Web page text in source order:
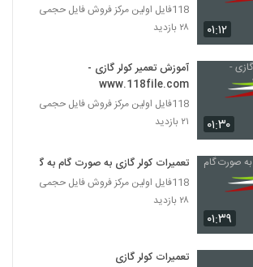
۰۱:۱۲
118فایل اولین مرکز فروش فایل حجمی
۲۸ بازدید
۰۱:۳۰
آموزش تعمیر کولر گازی -
www.118file.com
118فایل اولین مرکز فروش فایل حجمی
۲۱ بازدید
۰۱:۳۹
تعمیرات کولر گازی به صورت گام به گام
118فایل اولین مرکز فروش فایل حجمی
۲۸ بازدید
تعمیرات کولر گازی